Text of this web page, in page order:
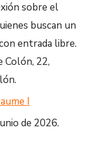
sobre el
buscan un
entrada libre.
Colón, 22,
I
de 2026.